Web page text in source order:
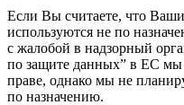
Если Вы считаете, что
используются не по
с жалобой в надзорный
по защите данных” в ЕС
праве, однако мы не
по назначению.